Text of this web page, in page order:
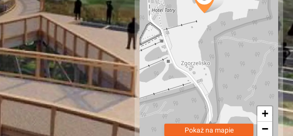
+
−
Pokaż na mapie